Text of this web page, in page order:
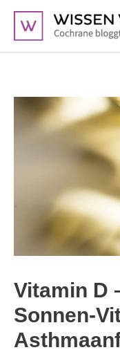
Inhalt
springen
Vitamin D
Sonnen-